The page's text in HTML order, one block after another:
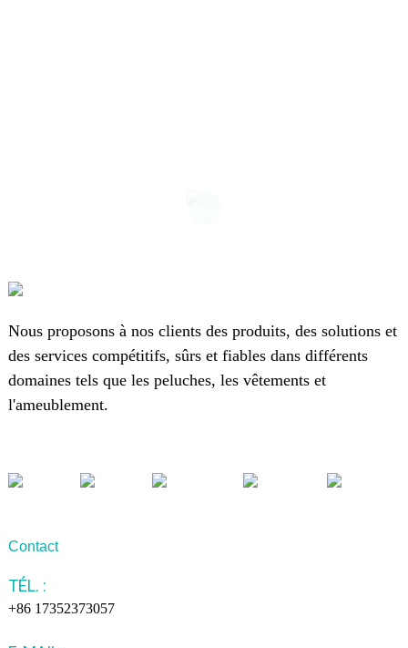
Nous proposons à nos clients des produits, des solutions et
des services compétitifs, sûrs et fiables dans différents
domaines tels que les peluches, les vêtements et
l'ameublement.
Contact
TÉL. :
+86 17352373057